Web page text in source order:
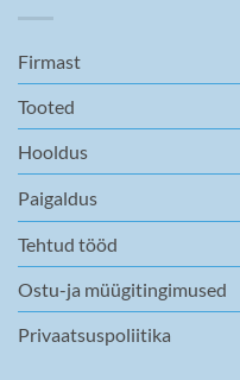
Firmast
Tooted
Hooldus
Paigaldus
Tehtud tööd
Ostu-ja müügitingimused
Privaatsuspoliitika